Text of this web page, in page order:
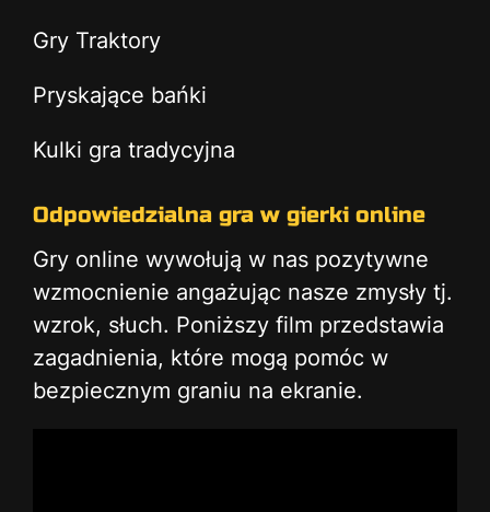
Gry Traktory
Pryskające bańki
Kulki gra tradycyjna
Odpowiedzialna gra w gierki online
Gry online wywołują w nas pozytywne
wzmocnienie angażując nasze zmysły tj.
wzrok, słuch. Poniższy film przedstawia
zagadnienia, które mogą pomóc w
bezpiecznym graniu na ekranie.